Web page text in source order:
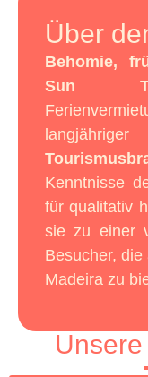
Über
Behomie,
Sun
Kenntnisse
für qualitativ
sie zu einer
Besucher,
Madeira zu